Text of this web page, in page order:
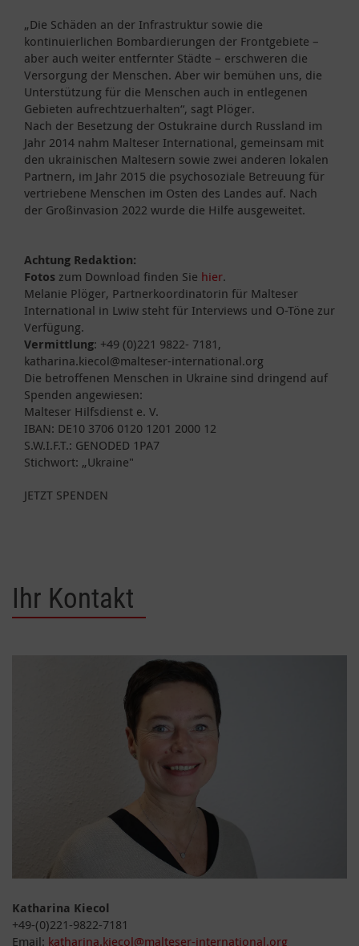
„Die Schäden an der Infrastruktur sowie die
kontinuierlichen Bombardierungen der Frontgebiete –
aber auch weiter entfernter Städte – erschweren die
Versorgung der Menschen. Aber wir bemühen uns, die
Unterstützung für die Menschen auch in entlegenen
Gebieten aufrechtzuerhalten“, sagt Plöger.
Nach der Besetzung der Ostukraine durch Russland im
Jahr 2014 nahm Malteser International, gemeinsam mit
den ukrainischen Maltesern sowie zwei anderen lokalen
Partnern, im Jahr 2015 die psychosoziale Betreuung für
vertriebene Menschen im Osten des Landes auf. Nach
der Großinvasion 2022 wurde die Hilfe ausgeweitet.
Achtung Redaktion:
Fotos zum Download finden Sie hier.
Melanie Plöger, Partnerkoordinatorin für Malteser
International in Lwiw steht für Interviews und O-Töne zur
Verfügung.
Vermittlung: +49 (0)221 9822- 7181,
katharina.kiecol@malteser-international.org
Die betroffenen Menschen in Ukraine sind dringend auf
Spenden angewiesen:
Malteser Hilfsdienst e. V.
IBAN: DE10 3706 0120 1201 2000 12
S.W.I.F.T.: GENODED 1PA7
Stichwort: „Ukraine"
JETZT SPENDEN
Ihr Kontakt
Katharina Kiecol
+49-(0)221-9822-7181
Email: katharina.kiecol@malteser-international.org